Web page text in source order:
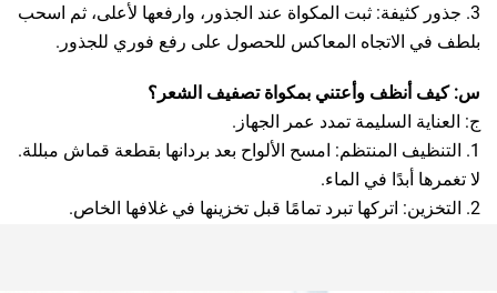
3. جذور كثيفة: ثبت المكواة عند الجذور، وارفعها لأعلى، ثم اسحب
بلطف في الاتجاه المعاكس للحصول على رفع فوري للجذور.
س: كيف أنظف وأعتني بمكواة تصفيف الشعر؟
ج: العناية السليمة تمدد عمر الجهاز.
1. التنظيف المنتظم: امسح الألواح بعد بردانها بقطعة قماش مبللة.
لا تغمرها أبدًا في الماء.
2. التخزين: اتركها تبرد تمامًا قبل تخزينها في غلافها الخاص.